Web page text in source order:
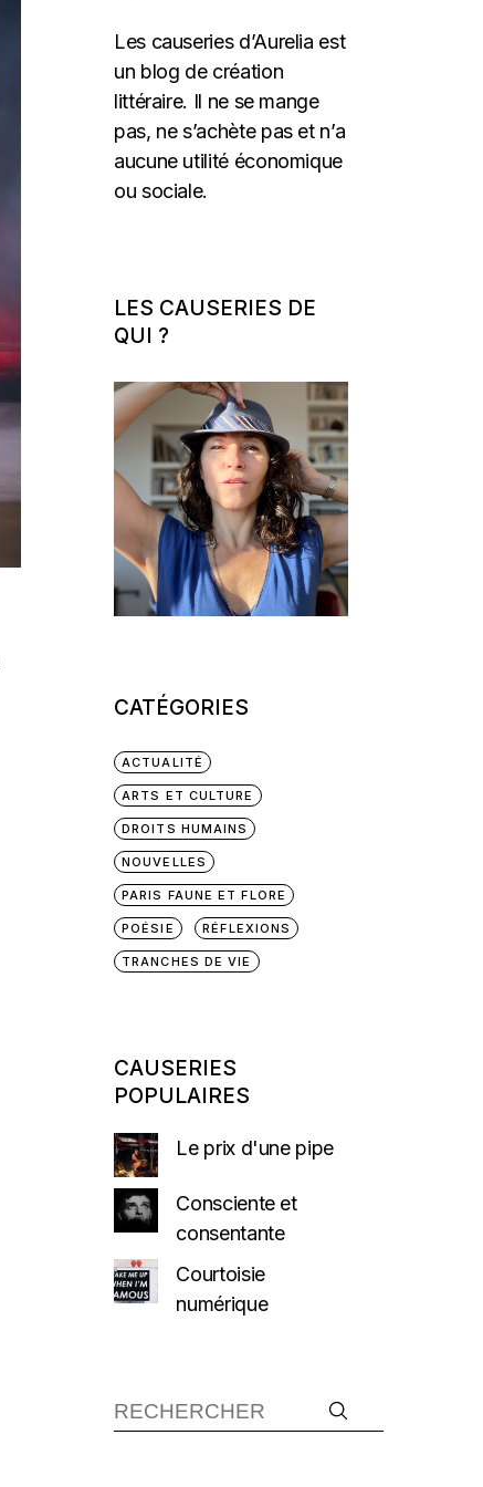
Les causeries d’Aurelia est
un blog de création
littéraire. Il ne se mange
pas, ne s’achète pas et n’a
aucune utilité économique
ou sociale.
LES CAUSERIES DE
QUI ?
CATÉGORIES
ACTUALITÉ
ARTS ET CULTURE
DROITS HUMAINS
NOUVELLES
PARIS FAUNE ET FLORE
POÉSIE RÉFLEXIONS
TRANCHES DE VIE
CAUSERIES
POPULAIRES
Le prix d'une pipe
Consciente et
consentante
Courtoisie
numérique
Recherche :